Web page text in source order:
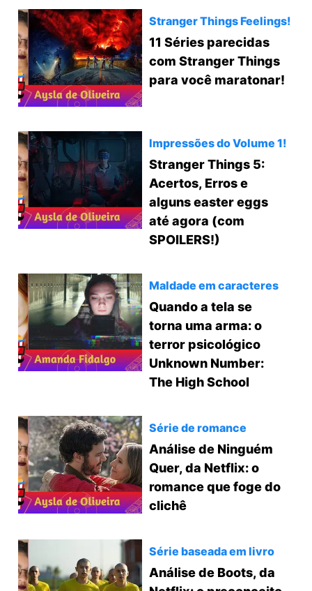
Stranger Things Feelings!
11 Séries parecidas
com Stranger Things
para você maratonar!
Impressões do Volume 1!
Stranger Things 5:
Acertos, Erros e
alguns easter eggs
até agora (com
SPOILERS!)
Maldade em caracteres
Quando a tela se
torna uma arma: o
terror psicológico
Unknown Number:
The High School
Série de romance
Análise de Ninguém
Quer, da Netflix: o
romance que foge do
clichê
Série baseada em livro
Análise de Boots, da